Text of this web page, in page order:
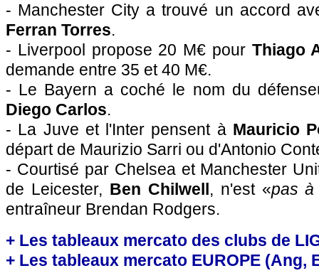
- Manchester City a trouvé un accord
Ferran Torres.
- Liverpool propose 20 M€ pour Thiago
demande entre 35 et 40 M€.
- Le Bayern a coché le nom du
Diego Carlos.
- La Juve et l'Inter pensent à Mauricio
départ de Maurizio Sarri ou d'Antonio
- Courtisé par Chelsea et Manchester
de Leicester, Ben Chilwell, n'est «pas à
entraîneur Brendan Rodgers.
+ Les tableaux mercato des clubs de
+ Les tableaux mercato EUROPE (Ang,